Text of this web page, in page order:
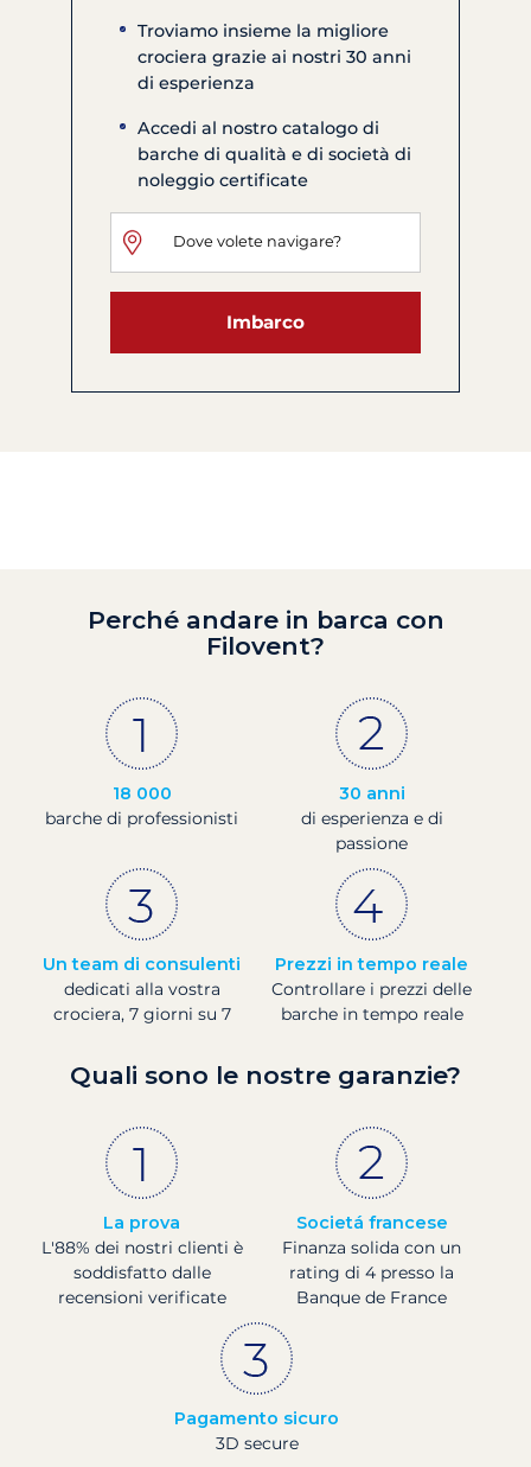
Troviamo insieme la migliore
crociera grazie ai nostri 30 anni
di esperienza
Accedi al nostro catalogo di
barche di qualità e di società di
noleggio certificate
Imbarco
Perché andare in barca con
Filovent?
18 000
barche di professionisti
30 anni
di esperienza e di
passione
Un team di consulenti
dedicati alla vostra
crociera, 7 giorni su 7
Prezzi in tempo reale
Controllare i prezzi delle
barche in tempo reale
Quali sono le nostre garanzie?
La prova
L'88% dei nostri clienti è
soddisfatto dalle
recensioni verificate
Societá francese
Finanza solida con un
rating di 4 presso la
Banque de France
Pagamento sicuro
3D secure